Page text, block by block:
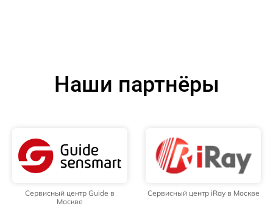
Наши партнёры
Сервисный центр Guide в
Москве
Сервисный центр iRay в Москве